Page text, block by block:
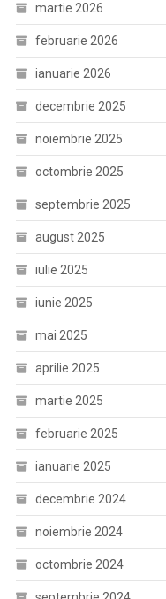
martie 2026
februarie 2026
ianuarie 2026
decembrie 2025
noiembrie 2025
octombrie 2025
septembrie 2025
august 2025
iulie 2025
iunie 2025
mai 2025
aprilie 2025
martie 2025
februarie 2025
ianuarie 2025
decembrie 2024
noiembrie 2024
octombrie 2024